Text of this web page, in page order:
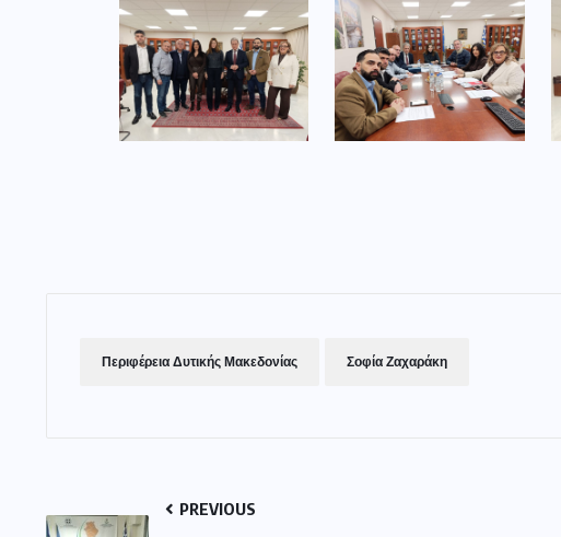
Περιφέρεια Δυτικής Μακεδονίας Σοφία Ζαχαράκη
PREVIOUS